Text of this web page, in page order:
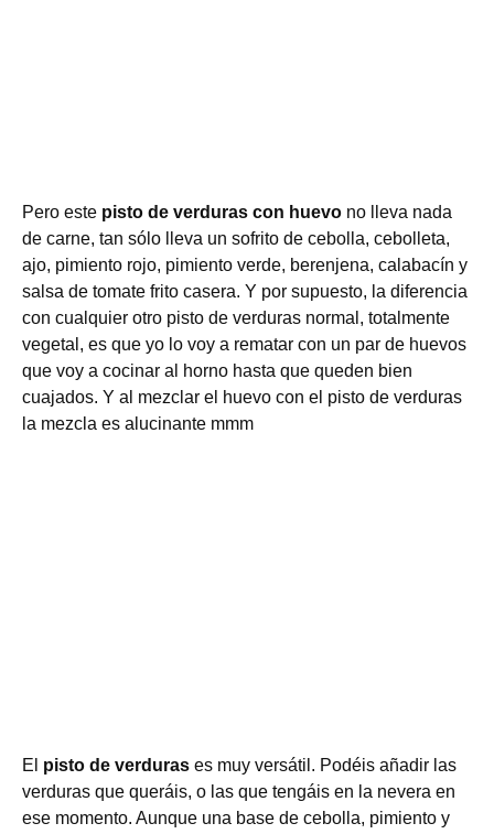
Pero este pisto de verduras con huevo no lleva nada
de carne, tan sólo lleva un sofrito de cebolla, cebolleta,
ajo, pimiento rojo, pimiento verde, berenjena, calabacín y
salsa de tomate frito casera. Y por supuesto, la diferencia
con cualquier otro pisto de verduras normal, totalmente
vegetal, es que yo lo voy a rematar con un par de huevos
que voy a cocinar al horno hasta que queden bien
cuajados. Y al mezclar el huevo con el pisto de verduras
la mezcla es alucinante mmm
El pisto de verduras es muy versátil. Podéis añadir las
verduras que queráis, o las que tengáis en la nevera en
ese momento. Aunque una base de cebolla, pimiento y